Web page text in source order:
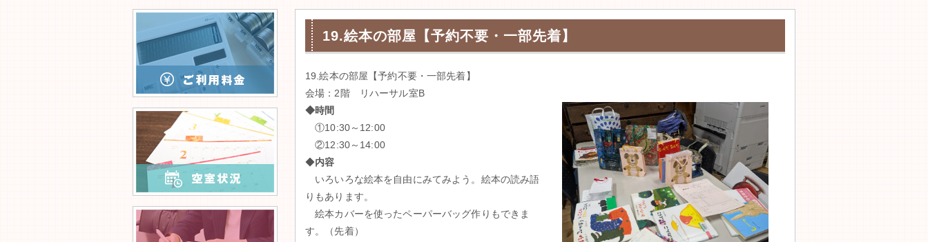
19.絵本の部屋【予約不要・一部先着】
19.絵本の部屋【予約不要・一部先着】
会場：2階 リハーサル室B
◆時間
①10:30～12:00
②12:30～14:00
◆内容
いろいろな絵本を自由にみてみよう。絵本の読み語
りもあります。
絵本カバーを使ったペーパーバッグ作りもできま
す。（先着）